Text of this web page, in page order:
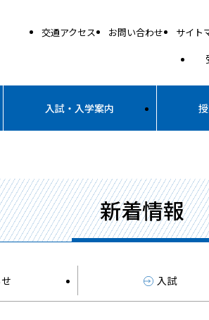
交通アクセス お問い合わせ サイト
入試・入学案内
新着情報
入試